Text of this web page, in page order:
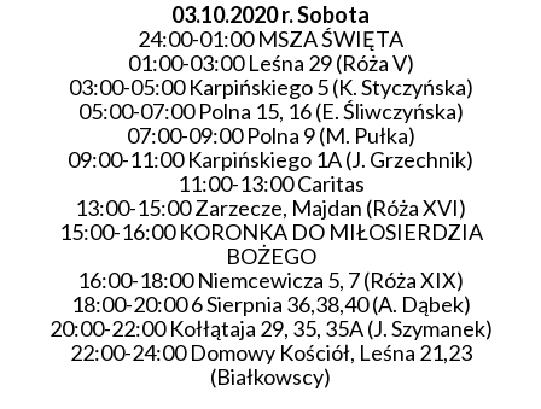
03.10.2020 r.Sobota
24:00-01:00 MSZA ŚWIĘTA
01:00-03:00 Leśna 29 (Róża V)
03:00-05:00 Karpińskiego 5 (K. Styczyńska)
05:00-07:00 Polna 15, 16 (E. Śliwczyńska)
07:00-09:00 Polna 9 (M. Pułka)
09:00-11:00 Karpińskiego 1A (J. Grzechnik)
11:00-13:00 Caritas
13:00-15:00 Zarzecze, Majdan (Róża XVI)
15:00-16:00 KORONKA DO MIŁOSIERDZIA
BOŻEGO
16:00-18:00 Niemcewicza 5, 7 (Róża XIX)
18:00-20:00 6 Sierpnia 36,38,40 (A. Dąbek)
20:00-22:00 Kołłątaja 29, 35, 35A (J. Szymanek)
22:00-24:00 Domowy Kościół, Leśna 21,23
(Białkowscy)